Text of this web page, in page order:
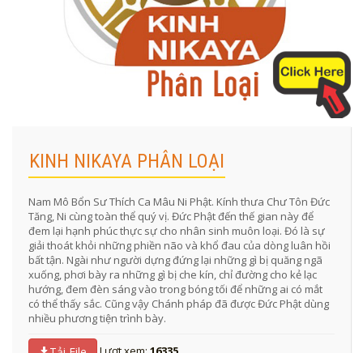
KINH NIKAYA PHÂN LOẠI
Nam Mô Bổn Sư Thích Ca Mâu Ni Phật. Kính thưa Chư Tôn Đức
Tăng, Ni cùng toàn thể quý vị. Đức Phật đến thế gian này để
đem lại hạnh phúc thực sự cho nhân sinh muôn loại. Đó là sự
giải thoát khỏi những phiền não và khổ đau của dòng luân hồi
bất tận. Ngài như người dựng đứng lại những gì bị quăng ngã
xuống, phơi bày ra những gì bị che kín, chỉ đường cho kẻ lạc
hướng, đem đèn sáng vào trong bóng tối để những ai có mắt
có thể thấy sắc. Cũng vậy Chánh pháp đã được Đức Phật dùng
nhiều phương tiện trình bày.